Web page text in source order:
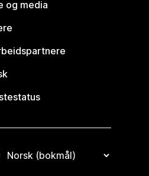
og media